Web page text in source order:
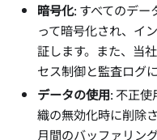
暗号化: すべてのデー
って暗号化され、イ
証します。また、当
セス制御と監査ログ
データの使用: 不正
織の無効化時に削除
月間のバッファリン